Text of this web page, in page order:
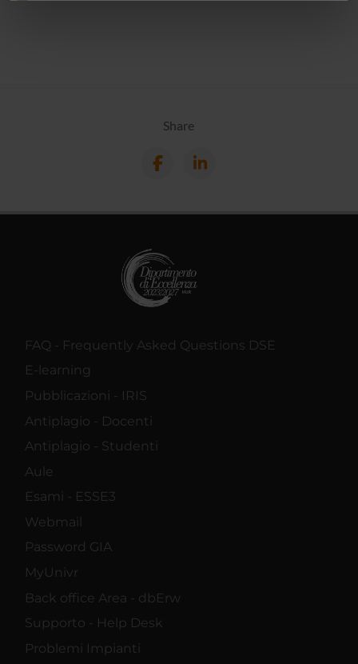
Share
FAQ - Frequently Asked Questions DSE
E-learning
Pubblicazioni - IRIS
Antiplagio - Docenti
Antiplagio - Studenti
Aule
Esami - ESSE3
Webmail
Password GIA
MyUnivr
Back office Area - dbErw
Supporto - Help Desk
Problemi Impianti